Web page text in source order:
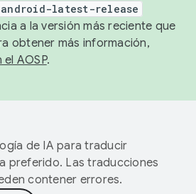
android-latest-release
a la versión más reciente que
obtener más información,
AOSP.
de IA para traducir
preferido. Las traducciones
contener errores.